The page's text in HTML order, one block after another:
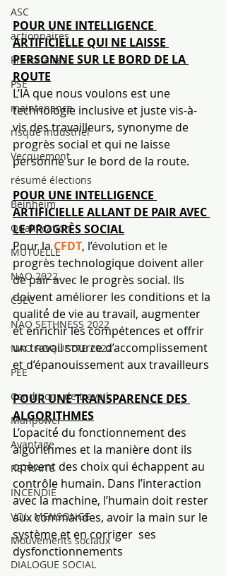
ASC
actionnaires
Prestataires
PSE
maintenance
risque industriel
Vecquemont
résumé élections
Beinheim
Qualification
MUTUELLE
NAO 2022
CSEC
NAO SETHNESS 2022
NAO ROQUETTE 2022
PEE
Conditions de travail
Manpower
Avantage
RETRAITE
INCENDIE
VOL, MENSONGE
Mouvements sociaux
DIALOGUE SOCIAL
POUR UNE INTELLIGENCE
ARTIFICIELLE QUI NE LAISSE
PERSONNE SUR LE BORD DE LA
ROUTE
L’IA que nous voulons est une
technologie inclusive et juste vis-à-
vis des travailleurs, synonyme de
progrès social et qui ne laisse
personne sur le bord de la route.
POUR UNE INTELLIGENCE
ARTIFICIELLE ALLANT DE PAIR AVEC
LE PROGRÈS SOCIAL
Pour la CFDT, l’évolution et le
progrès technologique doivent aller
de pair avec le progrès social. Ils
doivent améliorer les conditions et la
qualité́ de vie au travail, augmenter
et enrichir les compétences et offrir
un travail source d’accomplissement
et d’épanouissement aux travailleurs
POUR UNE TRANSPARENCE DES
ALGORITHMES
L’opacité́ du fonctionnement des
algorithmes et la manière dont ils
opèrent des choix qui échappent au
contrôle humain. Dans l’interaction
avec la machine, l’humain doit rester
aux commandes, avoir la main sur le
système et en corriger  ses
dysfonctionnements